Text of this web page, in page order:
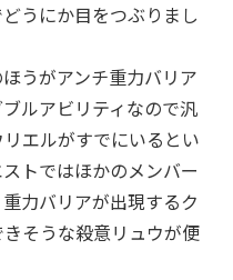
うにか目をつぶりまし
うがアンチ重力バリア
ルアビリティなので汎
エルがすでにいるとい
トではほかのメンバー
力バリアが出現するク
そうな殺意リュウが便